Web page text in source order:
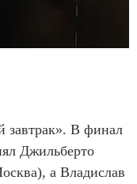
завтрак». В финал
Джильберто
а Владислав